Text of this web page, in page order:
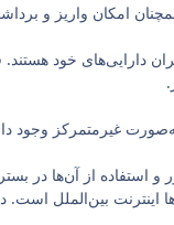
امکان واریز و
دارایی‌های خود
غیرمتمرکز
از آن‌ها در
اینترنت بین‌الملل